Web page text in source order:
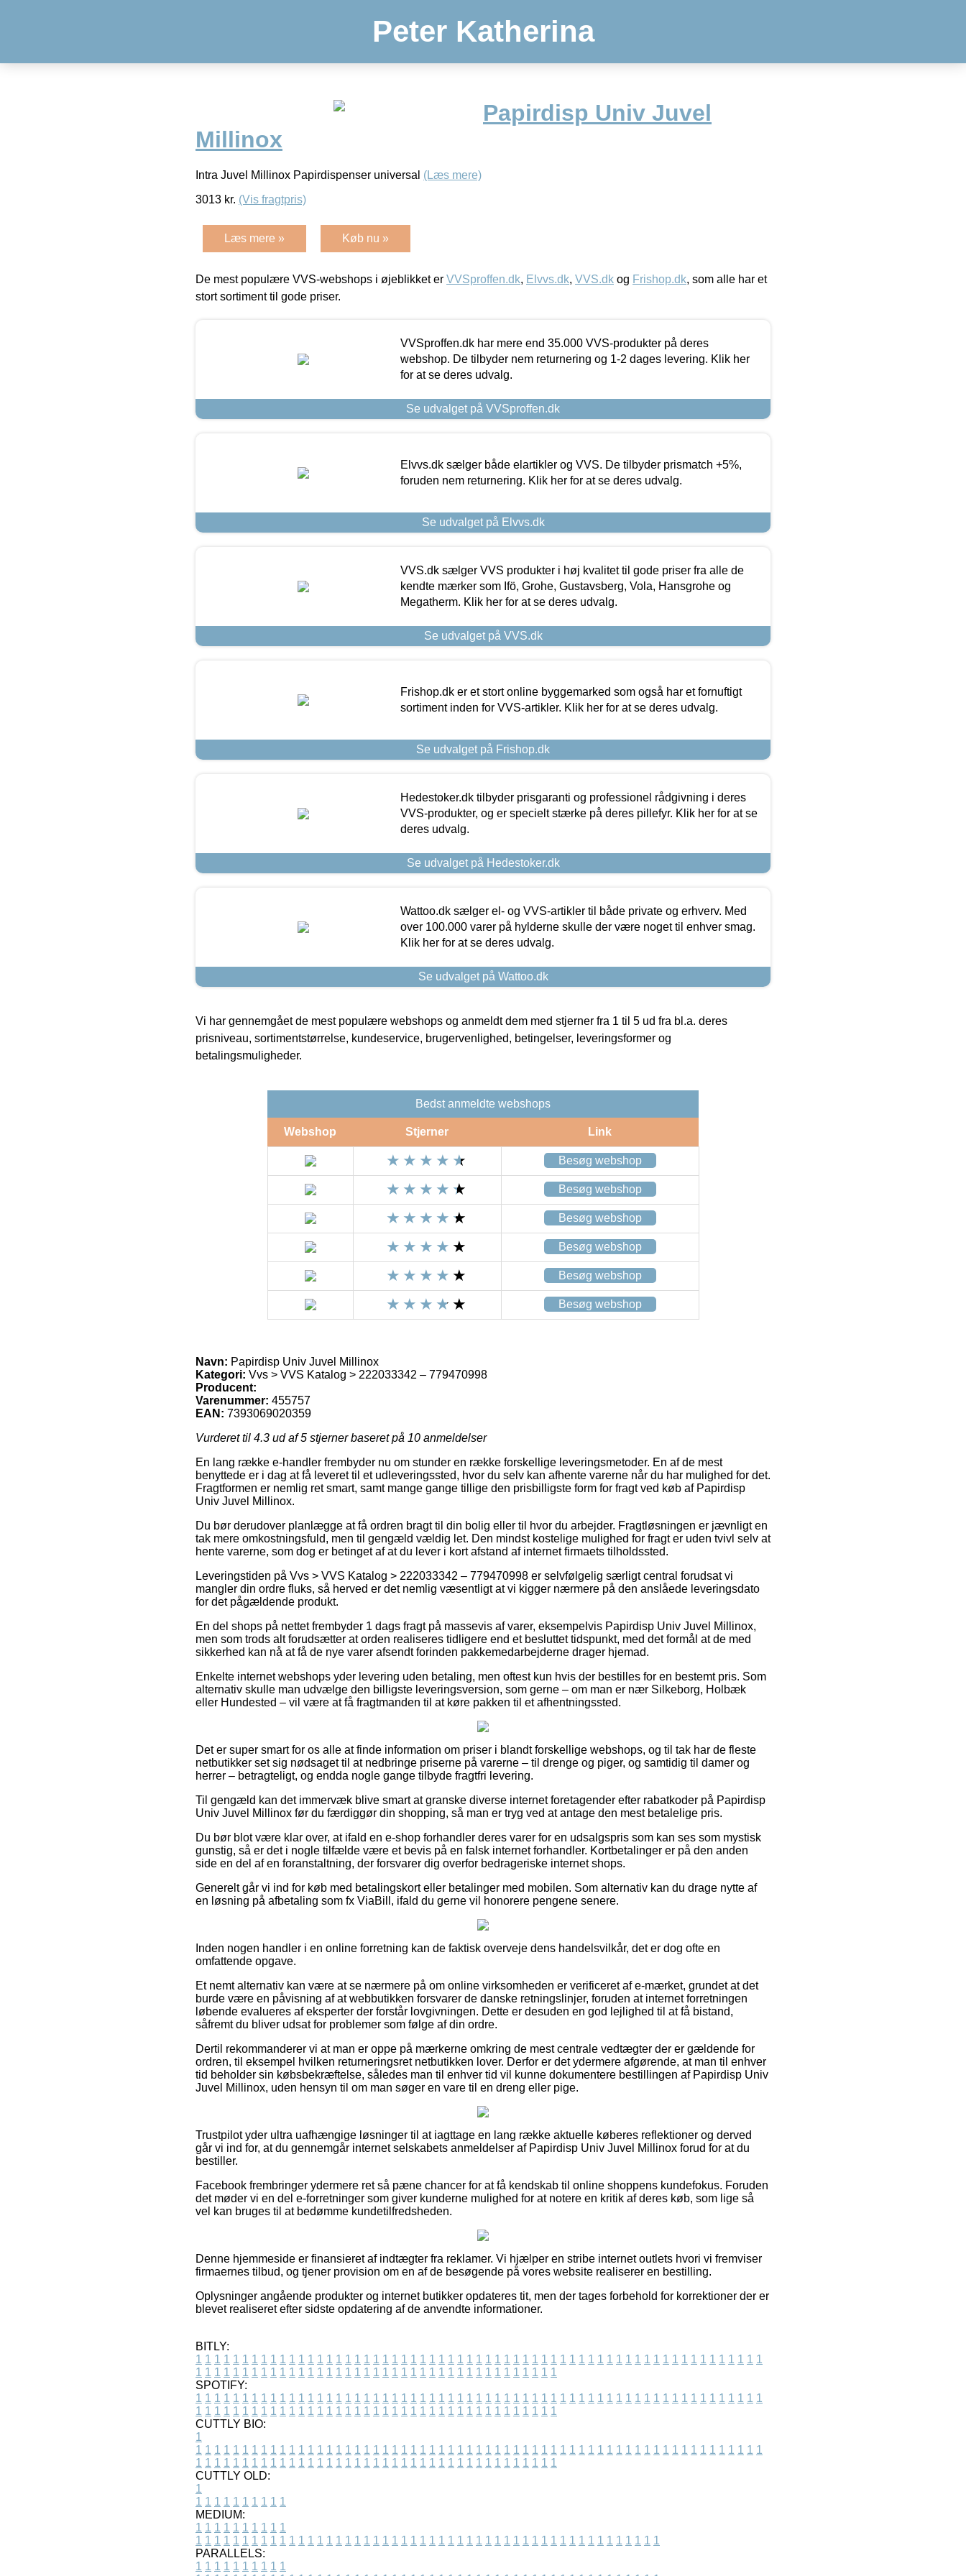
Peter Katherina
Papirdisp Univ Juvel
Millinox
Intra Juvel Millinox Papirdispenser universal (Læs mere)
3013 kr. (Vis fragtpris)
Læs mere » Køb nu »
De mest populære VVS-webshops i øjeblikket er VVSproffen.dk, Elvvs.dk, VVS.dk og Frishop.dk, som alle har et
stort sortiment til gode priser.
VVSproffen.dk har mere end 35.000 VVS-produkter på deres
webshop. De tilbyder nem returnering og 1-2 dages levering. Klik her
for at se deres udvalg.
Se udvalget på VVSproffen.dk
Elvvs.dk sælger både elartikler og VVS. De tilbyder prismatch +5%,
foruden nem returnering. Klik her for at se deres udvalg.
Se udvalget på Elvvs.dk
VVS.dk sælger VVS produkter i høj kvalitet til gode priser fra alle de
kendte mærker som Ifö, Grohe, Gustavsberg, Vola, Hansgrohe og
Megatherm. Klik her for at se deres udvalg.
Se udvalget på VVS.dk
Frishop.dk er et stort online byggemarked som også har et fornuftigt
sortiment inden for VVS-artikler. Klik her for at se deres udvalg.
Se udvalget på Frishop.dk
Hedestoker.dk tilbyder prisgaranti og professionel rådgivning i deres
VVS-produkter, og er specielt stærke på deres pillefyr. Klik her for at se
deres udvalg.
Se udvalget på Hedestoker.dk
Wattoo.dk sælger el- og VVS-artikler til både private og erhverv. Med
over 100.000 varer på hylderne skulle der være noget til enhver smag.
Klik her for at se deres udvalg.
Se udvalget på Wattoo.dk
Vi har gennemgået de mest populære webshops og anmeldt dem med stjerner fra 1 til 5 ud fra bl.a. deres
prisniveau, sortimentstørrelse, kundeservice, brugervenlighed, betingelser, leveringsformer og
betalingsmuligheder.
Bedst anmeldte webshops
Webshop Stjerner Link
Besøg webshop
Besøg webshop
Besøg webshop
Besøg webshop
Besøg webshop
Besøg webshop
Navn: Papirdisp Univ Juvel Millinox
Kategori: Vvs > VVS Katalog > 222033342 – 779470998
Producent:
Varenummer: 455757
EAN: 7393069020359
Vurderet til 4.3 ud af 5 stjerner baseret på 10 anmeldelser
En lang række e-handler frembyder nu om stunder en række forskellige leveringsmetoder. En af de mest
benyttede er i dag at få leveret til et udleveringssted, hvor du selv kan afhente varerne når du har mulighed for det.
Fragtformen er nemlig ret smart, samt mange gange tillige den prisbilligste form for fragt ved køb af Papirdisp
Univ Juvel Millinox.
Du bør derudover planlægge at få ordren bragt til din bolig eller til hvor du arbejder. Fragtløsningen er jævnligt en
tak mere omkostningsfuld, men til gengæld vældig let. Den mindst kostelige mulighed for fragt er uden tvivl selv at
hente varerne, som dog er betinget af at du lever i kort afstand af internet firmaets tilholdssted.
Leveringstiden på Vvs > VVS Katalog > 222033342 – 779470998 er selvfølgelig særligt central forudsat vi
mangler din ordre fluks, så herved er det nemlig væsentligt at vi kigger nærmere på den anslåede leveringsdato
for det pågældende produkt.
En del shops på nettet frembyder 1 dags fragt på massevis af varer, eksempelvis Papirdisp Univ Juvel Millinox,
men som trods alt forudsætter at orden realiseres tidligere end et besluttet tidspunkt, med det formål at de med
sikkerhed kan nå at få de nye varer afsendt forinden pakkemedarbejderne drager hjemad.
Enkelte internet webshops yder levering uden betaling, men oftest kun hvis der bestilles for en bestemt pris. Som
alternativ skulle man udvælge den billigste leveringsversion, som gerne – om man er nær Silkeborg, Holbæk
eller Hundested – vil være at få fragtmanden til at køre pakken til et afhentningssted.
Det er super smart for os alle at finde information om priser i blandt forskellige webshops, og til tak har de fleste
netbutikker set sig nødsaget til at nedbringe priserne på varerne – til drenge og piger, og samtidig til damer og
herrer – betragteligt, og endda nogle gange tilbyde fragtfri levering.
Til gengæld kan det immervæk blive smart at granske diverse internet foretagender efter rabatkoder på Papirdisp
Univ Juvel Millinox før du færdiggør din shopping, så man er tryg ved at antage den mest betalelige pris.
Du bør blot være klar over, at ifald en e-shop forhandler deres varer for en udsalgspris som kan ses som mystisk
gunstig, så er det i nogle tilfælde være et bevis på en falsk internet forhandler. Kortbetalinger er på den anden
side en del af en foranstaltning, der forsvarer dig overfor bedrageriske internet shops.
Generelt går vi ind for køb med betalingskort eller betalinger med mobilen. Som alternativ kan du drage nytte af
en løsning på afbetaling som fx ViaBill, ifald du gerne vil honorere pengene senere.
Inden nogen handler i en online forretning kan de faktisk overveje dens handelsvilkår, det er dog ofte en
omfattende opgave.
Et nemt alternativ kan være at se nærmere på om online virksomheden er verificeret af e-mærket, grundet at det
burde være en påvisning af at webbutikken forsvarer de danske retningslinjer, foruden at internet forretningen
løbende evalueres af eksperter der forstår lovgivningen. Dette er desuden en god lejlighed til at få bistand,
såfremt du bliver udsat for problemer som følge af din ordre.
Dertil rekommanderer vi at man er oppe på mærkerne omkring de mest centrale vedtægter der er gældende for
ordren, til eksempel hvilken returneringsret netbutikken lover. Derfor er det ydermere afgørende, at man til enhver
tid beholder sin købsbekræftelse, således man til enhver tid vil kunne dokumentere bestillingen af Papirdisp Univ
Juvel Millinox, uden hensyn til om man søger en vare til en dreng eller pige.
Trustpilot yder ultra uafhængige løsninger til at iagttage en lang række aktuelle køberes reflektioner og derved
går vi ind for, at du gennemgår internet selskabets anmeldelser af Papirdisp Univ Juvel Millinox forud for at du
bestiller.
Facebook frembringer ydermere ret så pæne chancer for at få kendskab til online shoppens kundefokus. Foruden
det møder vi en del e-forretninger som giver kunderne mulighed for at notere en kritik af deres køb, som lige så
vel kan bruges til at bedømme kundetilfredsheden.
Denne hjemmeside er finansieret af indtægter fra reklamer. Vi hjælper en stribe internet outlets hvori vi fremviser
firmaernes tilbud, og tjener provision om en af de besøgende på vores website realiserer en bestilling.
Oplysninger angående produkter og internet butikker opdateres tit, men der tages forbehold for korrektioner der er
blevet realiseret efter sidste opdatering af de anvendte informationer.
BITLY:
1 1 1 1 1 1 1 1 1 1 1 1 1 1 1 1 1 1 1 1 1 1 1 1 1 1 1 1 1 1 1 1 1 1 1 1 1 1 1 1 1 1 1 1 1 1 1 1 1 1 1 1 1 1 1 1 1 1 1 1 1
1 1 1 1 1 1 1 1 1 1 1 1 1 1 1 1 1 1 1 1 1 1 1 1 1 1 1 1 1 1 1 1 1 1 1 1 1 1 1
SPOTIFY:
1 1 1 1 1 1 1 1 1 1 1 1 1 1 1 1 1 1 1 1 1 1 1 1 1 1 1 1 1 1 1 1 1 1 1 1 1 1 1 1 1 1 1 1 1 1 1 1 1 1 1 1 1 1 1 1 1 1 1 1 1
1 1 1 1 1 1 1 1 1 1 1 1 1 1 1 1 1 1 1 1 1 1 1 1 1 1 1 1 1 1 1 1 1 1 1 1 1 1 1
CUTTLY BIO:
1
1 1 1 1 1 1 1 1 1 1 1 1 1 1 1 1 1 1 1 1 1 1 1 1 1 1 1 1 1 1 1 1 1 1 1 1 1 1 1 1 1 1 1 1 1 1 1 1 1 1 1 1 1 1 1 1 1 1 1 1 1
1 1 1 1 1 1 1 1 1 1 1 1 1 1 1 1 1 1 1 1 1 1 1 1 1 1 1 1 1 1 1 1 1 1 1 1 1 1 1
CUTTLY OLD:
1
1 1 1 1 1 1 1 1 1 1
MEDIUM:
1 1 1 1 1 1 1 1 1 1
1 1 1 1 1 1 1 1 1 1 1 1 1 1 1 1 1 1 1 1 1 1 1 1 1 1 1 1 1 1 1 1 1 1 1 1 1 1 1 1 1 1 1 1 1 1 1 1 1 1
PARALLELS:
1 1 1 1 1 1 1 1 1 1